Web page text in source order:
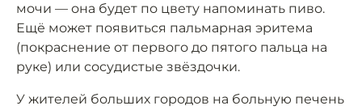
мочи — она будет по цвету напоминать пиво.
Ещё может появиться пальмарная эритема
(покраснение от первого до пятого пальца на
руке) или сосудистые звёздочки.
У жителей больших городов на больную печень